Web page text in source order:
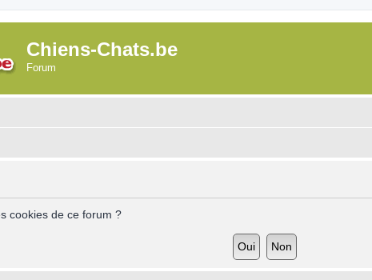
Chiens-Chats.be
Forum
cookies de ce forum ?